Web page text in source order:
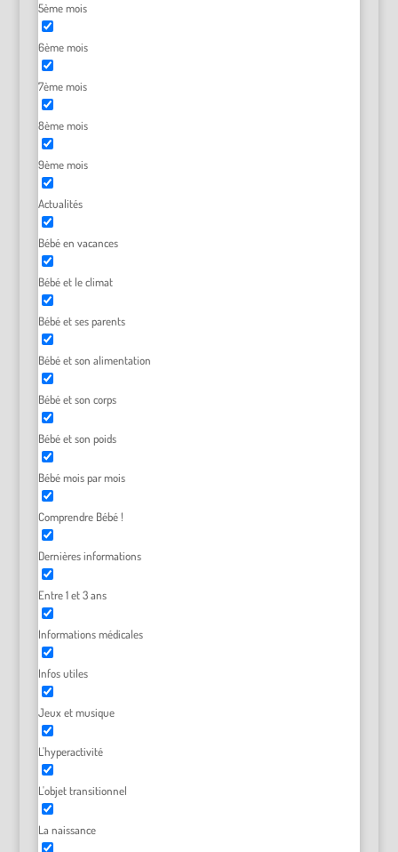
5ème mois
6ème mois
7ème mois
8ème mois
9ème mois
Actualités
Bébé en vacances
Bébé et le climat
Bébé et ses parents
Bébé et son alimentation
Bébé et son corps
Bébé et son poids
Bébé mois par mois
Comprendre Bébé !
Dernières informations
Entre 1 et 3 ans
Informations médicales
Infos utiles
Jeux et musique
L'hyperactivité
L'objet transitionnel
La naissance